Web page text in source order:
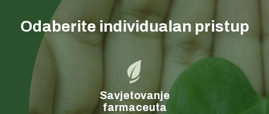
Odaberite individualan pristup
Savjetovanje
farmaceuta